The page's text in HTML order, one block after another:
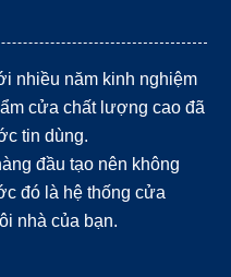
nhiều năm kinh nghiệm
cửa chất lượng cao đã
tin dùng.
đầu tạo nên không
đó là hệ thống cửa
nhà của bạn.